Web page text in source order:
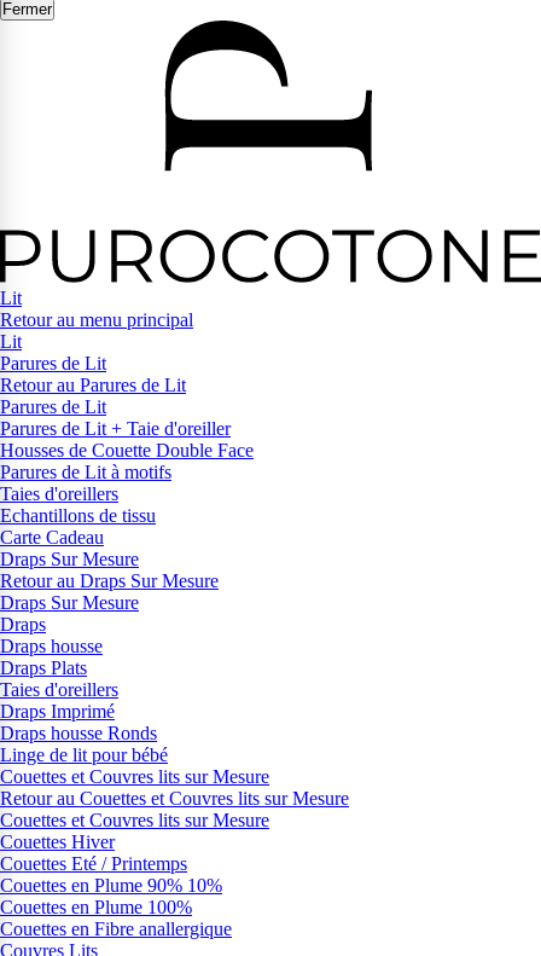
Fermer
Lit
Retour au menu principal
Lit
Parures de Lit
Retour au Parures de Lit
Parures de Lit
Parures de Lit + Taie d'oreiller
Housses de Couette Double Face
Parures de Lit à motifs
Taies d'oreillers
Echantillons de tissu
Carte Cadeau
Draps Sur Mesure
Retour au Draps Sur Mesure
Draps Sur Mesure
Draps
Draps housse
Draps Plats
Taies d'oreillers
Draps Imprimé
Draps housse Ronds
Linge de lit pour bébé
Couettes et Couvres lits sur Mesure
Retour au Couettes et Couvres lits sur Mesure
Couettes et Couvres lits sur Mesure
Couettes Hiver
Couettes Eté / Printemps
Couettes en Plume 90% 10%
Couettes en Plume 100%
Couettes en Fibre anallergique
Couvres Lits